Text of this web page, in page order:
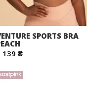
SPORTS BRA
139 ₴